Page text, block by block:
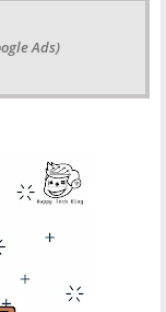
Ads)